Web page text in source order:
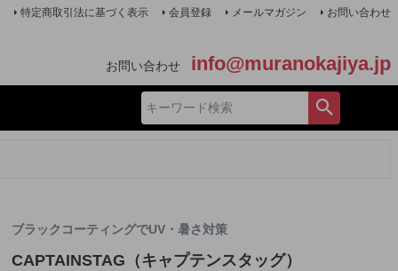
特定商取引法に基づく表示 会員登録 メールマガジン お問い合わせ
お問い合わせ info@muranokajiya.jp
ブラックコーティングでUV・暑さ対策
CAPTAINSTAG（キャプテンスタッグ）